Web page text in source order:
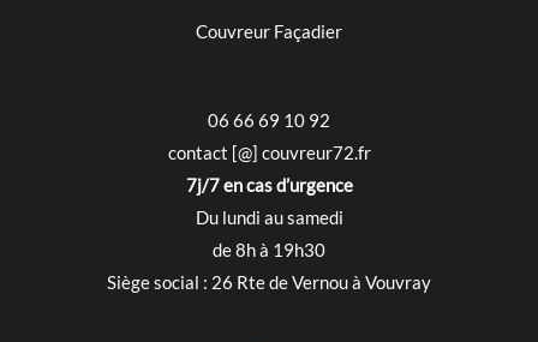
Couvreur Façadier
06 66 69 10 92
contact [@] couvreur72.fr
7j/7 en cas d’urgence
Du lundi au samedi
de 8h à 19h30
Siège social : 26 Rte de Vernou à Vouvray